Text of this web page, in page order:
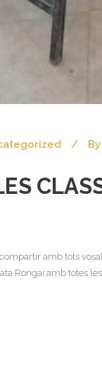
By
amb tots
Rongai amb totes